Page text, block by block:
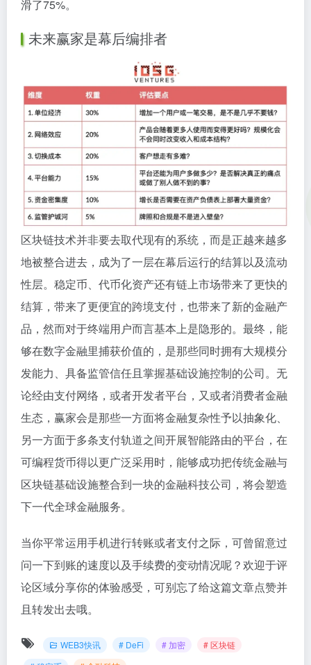
滑了75%。
未来赢家是幕后编排者
区块链技术并非要去取代现有的系统，而是正越来越多
地被整合进去，成为了一层在幕后运行的结算以及流动
性层。稳定币、代币化资产还有链上市场带来了更快的
结算，带来了更便宜的跨境支付，也带来了新的金融产
品，然而对于终端用户而言基本上是隐形的。最终，能
够在数字金融里捕获价值的，是那些同时拥有大规模分
发能力、具备监管信任且掌握基础设施控制的公司。无
论经由支付网络，或者开发者平台，又或者消费者金融
生态，赢家会是那些一方面将金融复杂性予以抽象化、
另一方面于多条支付轨道之间开展智能路由的平台，在
可编程货币得以更广泛采用时，能够成功把传统金融与
区块链基础设施整合到一块的金融科技公司，将会塑造
下一代全球金融服务。
当你平常运用手机进行转账或者支付之际，可曾留意过
问一下到账的速度以及手续费的变动情况呢？欢迎于评
论区域分享你的体验感受，可别忘了给这篇文章点赞并
且转发出去哦。
WEB3快讯 # DeFi # 加密
# 区块链